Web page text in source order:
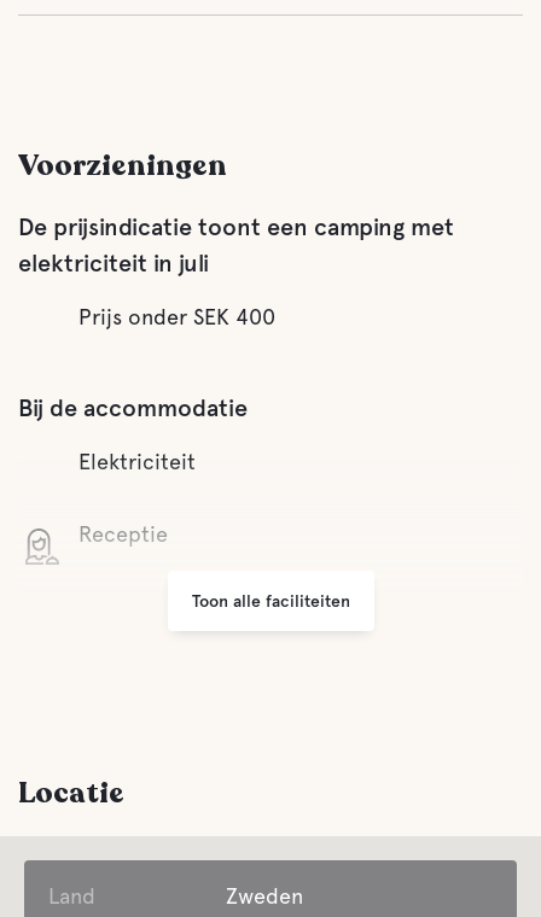
Voorzieningen
De prijsindicatie toont een camping met
elektriciteit in juli
Prijs onder SEK 400
Bij de accommodatie
Elektriciteit
Receptie
Voorzieningen voor gasten met een
Toon alle faciliteiten
Locatie
Land Zweden